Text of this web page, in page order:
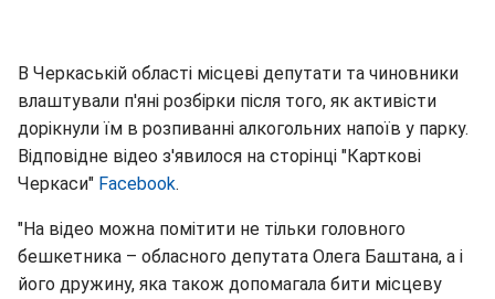
В Черкаській області місцеві депутати та чиновники
влаштували п'яні розбірки після того, як активісти
дорікнули їм в розпиванні алкогольних напоїв у парку.
Відповідне відео з'явилося на сторінці "Карткові
Черкаси" Facebook.
"На відео можна помітити не тільки головного
бешкетника – обласного депутата Олега Баштана, а і
його дружину, яка також допомагала бити місцеву